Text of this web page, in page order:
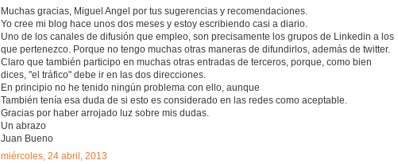
Muchas gracias, Miguel Angel por tus sugerencias y recomendaciones.
Yo cree mi blog hace unos dos meses y estoy escribiendo casi a diario.
Uno de los canales de difusión que empleo, son precisamente los grupos de Linkedin a los
que pertenezco. Porque no tengo muchas otras maneras de difundirlos, además de twitter.
Claro que también participo en muchas otras entradas de terceros, porque, como bien
dices, "el tráfico" debe ir en las dos direcciones.
En principio no he tenido ningún problema con ello, aunque
También tenía esa duda de si esto es considerado en las redes como aceptable.
Gracias por haber arrojado luz sobre mis dudas.
Un abrazo
Juan Bueno
miércoles, 24 abril, 2013